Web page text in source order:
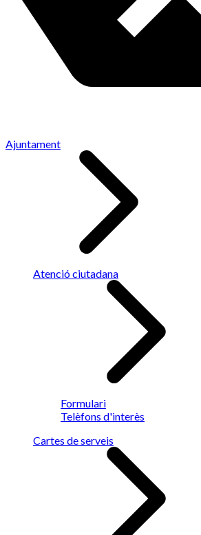
Ajuntament
Atenció ciutadana
Formulari
Telèfons d'interès
Cartes de serveis